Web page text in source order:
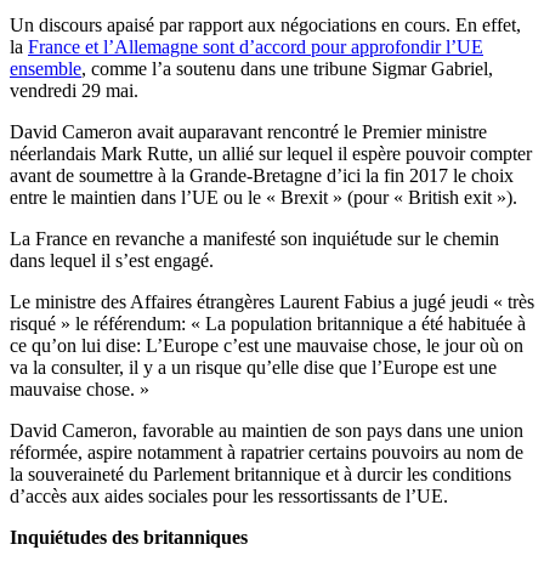
Un discours apaisé par rapport aux négociations en cours. En effet,
la France et l’Allemagne sont d’accord pour approfondir l’UE
ensemble, comme l’a soutenu dans une tribune Sigmar Gabriel,
vendredi 29 mai.
David Cameron avait auparavant rencontré le Premier ministre
néerlandais Mark Rutte, un allié sur lequel il espère pouvoir compter
avant de soumettre à la Grande-Bretagne d’ici la fin 2017 le choix
entre le maintien dans l’UE ou le « Brexit » (pour « British exit »).
La France en revanche a manifesté son inquiétude sur le chemin
dans lequel il s’est engagé.
Le ministre des Affaires étrangères Laurent Fabius a jugé jeudi « très
risqué » le référendum: « La population britannique a été habituée à
ce qu’on lui dise: L’Europe c’est une mauvaise chose, le jour où on
va la consulter, il y a un risque qu’elle dise que l’Europe est une
mauvaise chose. »
David Cameron, favorable au maintien de son pays dans une union
réformée, aspire notamment à rapatrier certains pouvoirs au nom de
la souveraineté du Parlement britannique et à durcir les conditions
d’accès aux aides sociales pour les ressortissants de l’UE.
Inquiétudes des britanniques